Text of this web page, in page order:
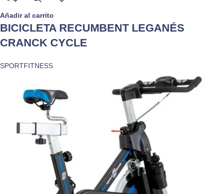
Añadir al carrito
BICICLETA RECUMBENT LEGANÉS
CRANCK CYCLE
SPORTFITNESS